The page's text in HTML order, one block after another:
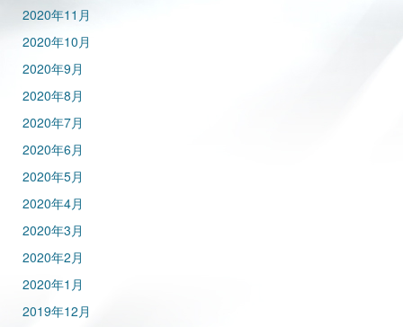
2020年11月
2020年10月
2020年9月
2020年8月
2020年7月
2020年6月
2020年5月
2020年4月
2020年3月
2020年2月
2020年1月
2019年12月